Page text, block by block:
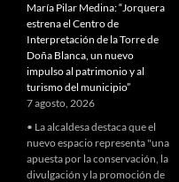
María Pilar Medina: “Jorquera
estrena el Centro de
Interpretación de la Torre de
Doña Blanca, un nuevo
impulso al patrimonio y al
turismo del municipio”
7 agosto, 2026
• La alcaldesa destaca que el
nuevo espacio representa "una
apuesta por la conservación, la
divulgación y la promoción de